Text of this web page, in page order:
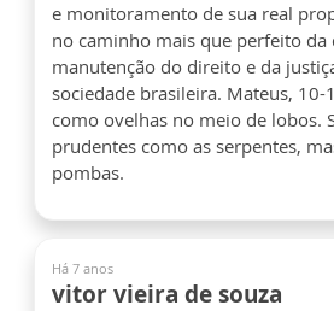
e monitoramento de sua real
no caminho mais que perfeito da
manutenção do direito e da
sociedade brasileira. Mateus, 10-
como ovelhas no meio de lobos.
prudentes como as serpentes,
pombas.
Há 7 anos
vitor vieira de souza